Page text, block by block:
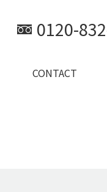
0120-
CONTACT